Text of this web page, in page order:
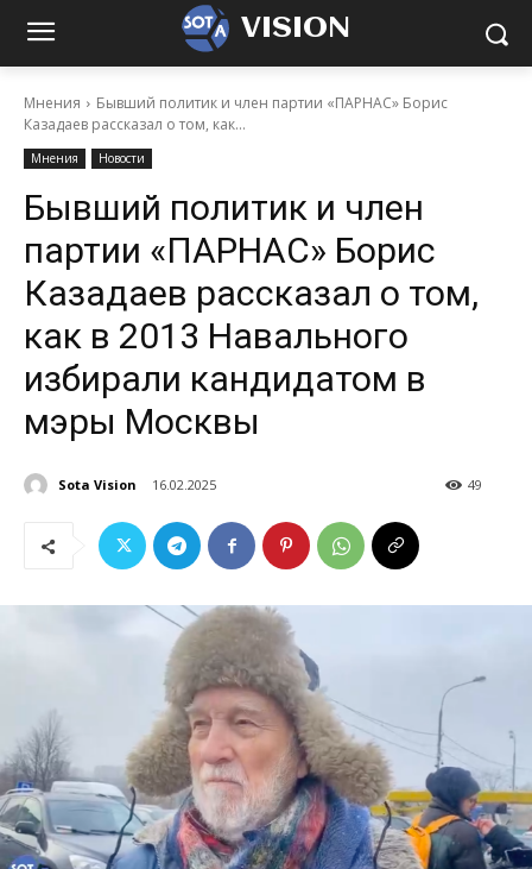
VISION
Мнения
Бывший политик и член партии «ПАРНАС» Борис
Казадаев рассказал о том, как...
Мнения Новости
Бывший политик и член
партии «ПАРНАС» Борис
Казадаев рассказал о том,
как в 2013 Навального
избирали кандидатом в
мэры Москвы
Sota Vision 16.02.2025 49